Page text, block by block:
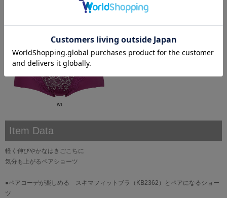
Item Data
軽く伸びやかなはきごこちに
気分も上がるペアショーツ
●ペアコーデが楽しめる スキマフィットブラ（KB2362）とペアになるショー
ツ